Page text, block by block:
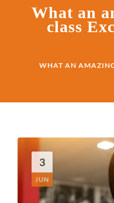
QUEM SOMOS
What an
class
WHAT AN
3
JUN